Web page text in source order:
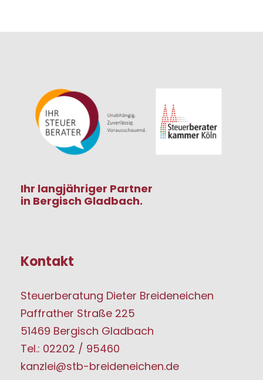
Ihr langjähriger Partner
in Bergisch Gladbach.
Kontakt
Steuerberatung Dieter Breideneichen
Paffrather Straße 225
51469 Bergisch Gladbach
Tel.: 02202 / 95460
kanzlei@stb-breideneichen.de